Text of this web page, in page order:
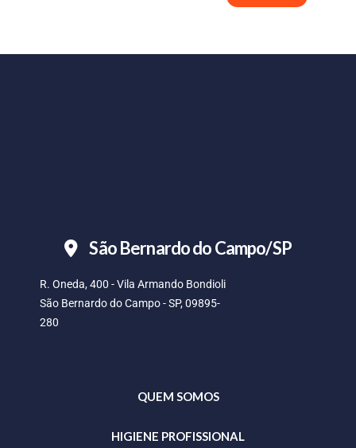
São Bernardo do Campo/SP
R. Oneda, 400 - Vila Armando Bondioli
São Bernardo do Campo - SP, 09895-
280
QUEM SOMOS
HIGIENE PROFISSIONAL